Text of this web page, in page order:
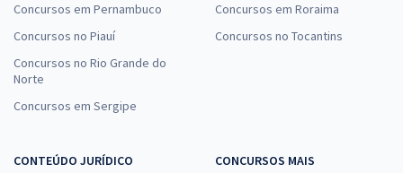
Concursos em Pernambuco
Concursos no Piauí
Concursos no Rio Grande do
Norte
Concursos em Sergipe
Concursos em Roraima
Concursos no Tocantins
CONTEÚDO JURÍDICO
CONCURSOS MAIS